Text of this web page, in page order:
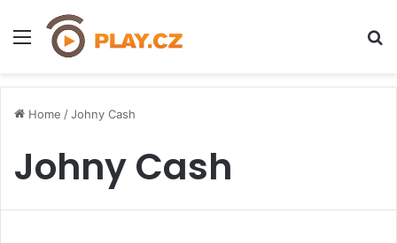
Menu
Home /Johny Cash
Johny Cash